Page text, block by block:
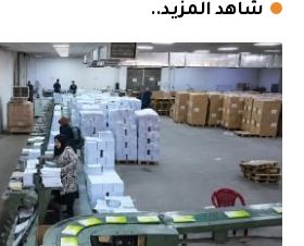
شاهد المزيد..